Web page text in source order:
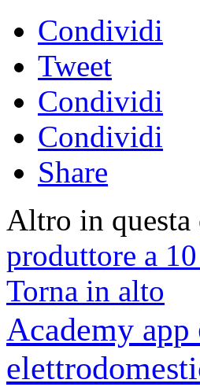
Condividi
Tweet
Condividi
Condividi
Share
Altro in questa
produttore a
Torna in alto
Academy app